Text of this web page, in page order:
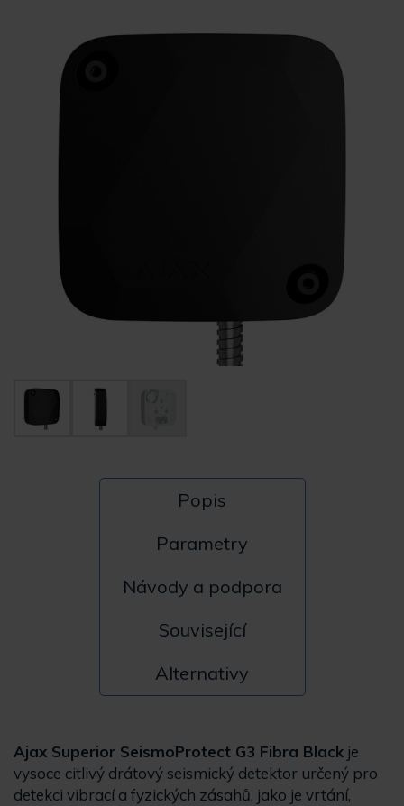
Popis
Parametry
Návody a podpora
Související
Alternativy
Ajax Superior SeismoProtect G3 Fibra Black je
vysoce citlivý drátový seismický detektor určený pro
detekci vibrací a fyzických zásahů, jako je vrtání,